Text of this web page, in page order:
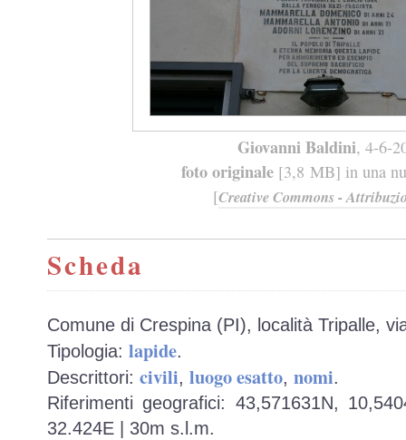
Giovanni Baldini, 4-6-
foto originale[3,8 MB] in una
[Creative Commons -
Scheda
Comune di Crespina (PI), località Tripalle,
Tipologia: lapide.
Descrittori: civili, luogo esatto, nomi.
Riferimenti geografici: 43,571631N,
32.424E | 30m s.l.m.